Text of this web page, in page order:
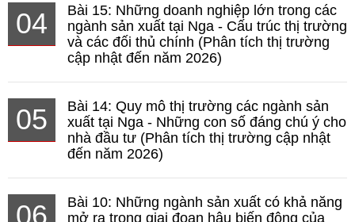
04
Bài 15: Những doanh nghiệp lớn trong các
ngành sản xuất tại Nga - Cấu trúc thị trường
và các đối thủ chính (Phân tích thị trường
cập nhật đến năm 2026)
05
Bài 14: Quy mô thị trường các ngành sản
xuất tại Nga - Những con số đáng chú ý cho
nhà đầu tư (Phân tích thị trường cập nhật
đến năm 2026)
06
Bài 10: Những ngành sản xuất có khả năng
mở ra trong giai đoạn hậu biến động của